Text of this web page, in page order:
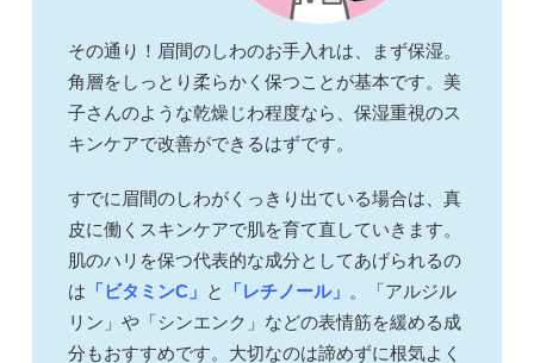
その通り！眉間のしわのお手入れは、まず保湿。
角層をしっとり柔らかく保つことが基本です。美
子さんのような乾燥じわ程度なら、保湿重視のス
キンケアで改善ができるはずです。
すでに眉間のしわがくっきり出ている場合は、真
皮に働くスキンケアで肌を育て直していきます。
肌のハリを保つ代表的な成分としてあげられるの
は 「ビタミンC」 と 「レチノール」 。「アルジル
リン」や「シンエンク」などの表情筋を緩める成
分もおすすめです。大切なのは諦めずに根気よく